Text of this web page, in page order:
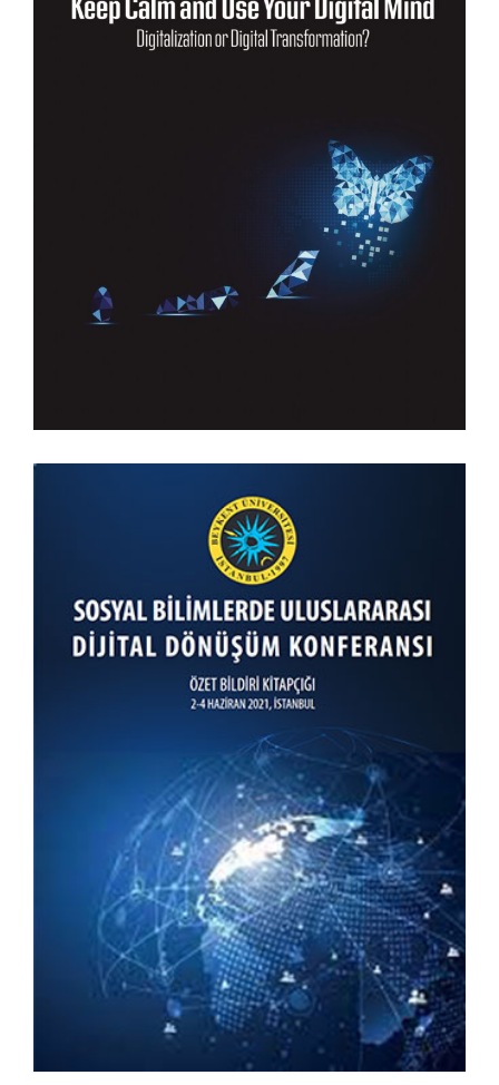
Keep Calm and Use Your Digital
Sosyal Bilimlerde Uluslararası
Dijital Dönüşüm Konferansı
KITAPLARIM